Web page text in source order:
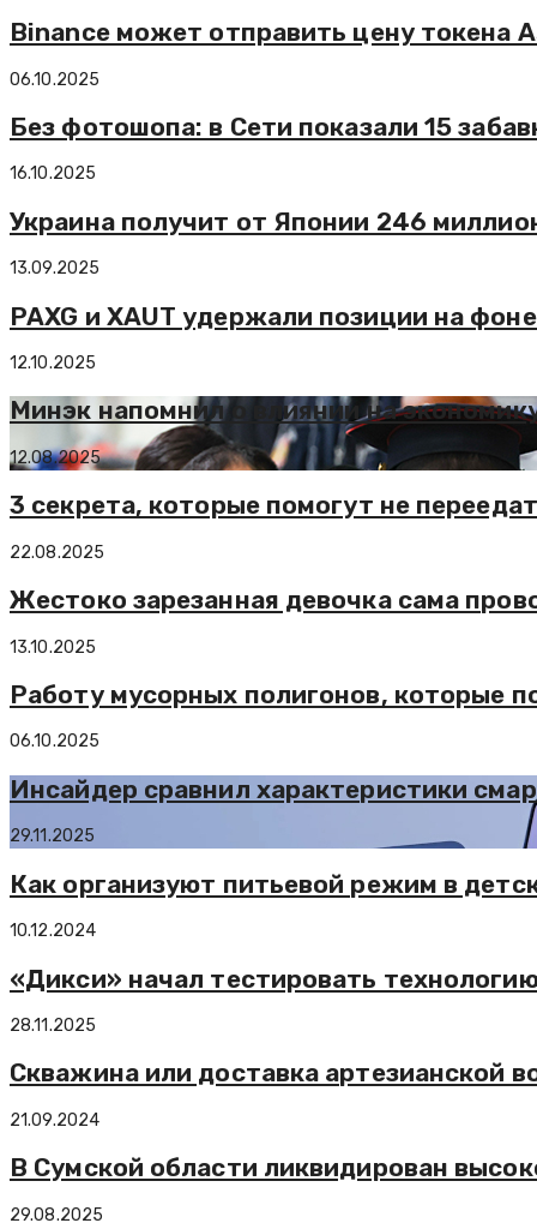
Binance может отправить цену токена
06.10.2025
Без фотошопа: в Сети показали 15
16.10.2025
Украина получит от Японии 246
13.09.2025
PAXG и XAUT удержали позиции на
12.10.2025
Минэк напомнил о влиянии на
12.08.2025
3 секрета, которые помогут не
22.08.2025
Жестоко зарезанная девочка сама
13.10.2025
Работу мусорных полигонов, которые
06.10.2025
Инсайдер сравнил характеристики
29.11.2025
Как организуют питьевой режим в
10.12.2024
«Дикси» начал тестировать
28.11.2025
Скважина или доставка артезианской
21.09.2024
В Сумской области ликвидирован
29.08.2025